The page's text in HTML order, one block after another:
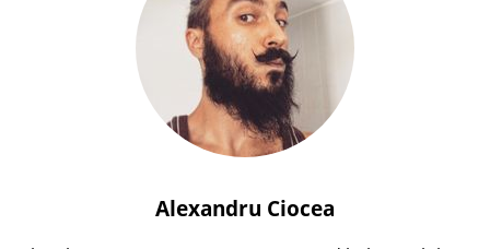
Alexandru Ciocea